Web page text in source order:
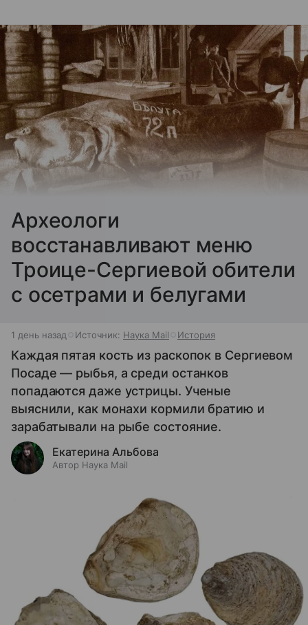
Археологи
восстанавливают меню
Троице-Сергиевой обители
с осетрами и белугами
1 день назад Источник: Наука Mail История
Каждая пятая кость из раскопок в Сергиевом
Посаде — рыбья, а среди останков
попадаются даже устрицы. Ученые
выяснили, как монахи кормили братию и
зарабатывали на рыбе состояние.
Екатерина Альбова
Автор Наука Mail